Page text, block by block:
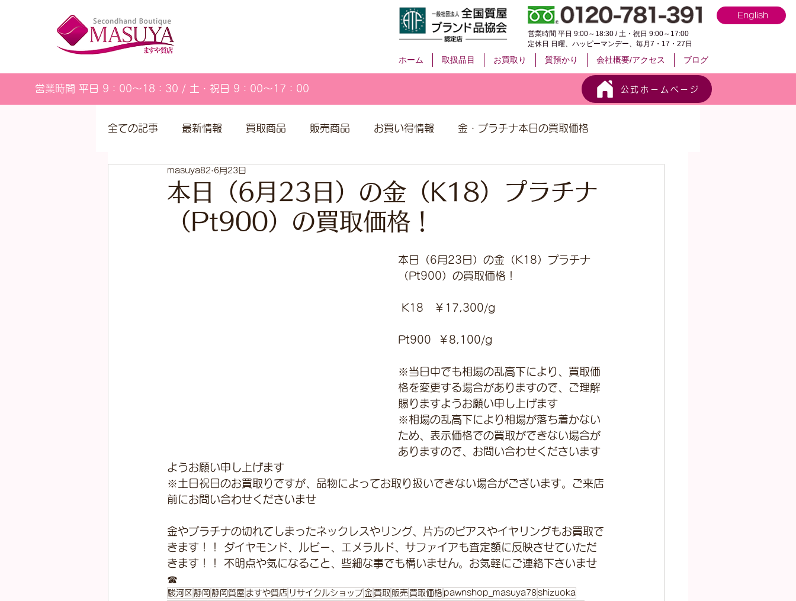
English
営業時間 平日 9:00～18:30 / 土・祝日 9:00～17:00
定休日 日曜、ハッピーマンデー、毎月7・17・27日
ホーム 取扱品目 お買取り 質預かり 会社概要/アクセス ブログ
営業時間 平日 9：00～18：30 / 土・祝日 9：00～17：00 公式ホームページ
全ての記事 最新情報 買取商品 販売商品 お買い得情報 金・プラチナ本日の買取価格
営業カレンダー
本日（6月23日）の金（K18）プラチナ
（Pt900）の買取価格！
masuya82 6月23日
本日（6月23日）の金（K18）プラチナ
（Pt900）の買取価格！
K18　￥17,300/g
Pt900  ￥8,100/g
※当日中でも相場の乱高下により、買取価
格を変更する場合がありますので、ご理解
賜りますようお願い申し上げます
※相場の乱高下により相場が落ち着かない
ため、表示価格での買取ができない場合が
ありますので、お問い合わせくださいます
ようお願い申し上げます
※土日祝日のお買取りですが、品物によってお取り扱いできない場合がございます。ご来店
前にお問い合わせくださいませ
金やプラチナの切れてしまったネックレスやリング、片方のピアスやイヤリングもお買取で
きます！！ ダイヤモンド、ルビー、エメラルド、サファイアも査定額に反映させていただ
きます！！ 不明点や気になること、些細な事でも構いません。お気軽にご連絡下さいませ
☎
駿河区 静岡 静岡質屋 ますや質店 リサイクルショップ 金 買取 販売 買取価格 pawnshop_masuya78shizuoka